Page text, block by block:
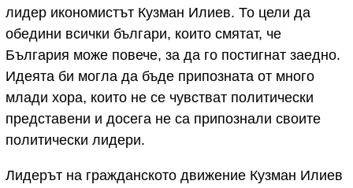
лидер икономистът Кузман Илиев. То цели да
обедини всички българи, които смятат, че
България може повече, за да го постигнат заедно.
Идеята би могла да бъде припозната от много
млади хора, които не се чувстват политически
представени и досега не са припознали своите
политически лидери.
Лидерът на гражданското движение Кузман Илиев